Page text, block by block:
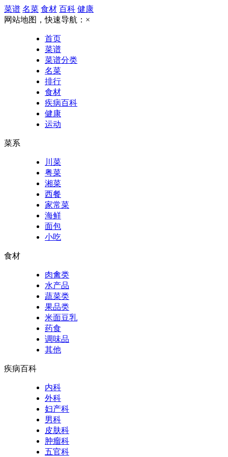
菜谱 名菜 食材 百科 健康
网站地图，快速导航： ×
首页
菜谱
菜谱分类
名菜
排行
食材
疾病百科
健康
运动
菜系
川菜
粤菜
湘菜
西餐
家常菜
海鲜
面包
小吃
食材
肉禽类
水产品
蔬菜类
果品类
米面豆乳
药食
调味品
其他
疾病百科
内科
外科
妇产科
男科
皮肤科
肿瘤科
五官科